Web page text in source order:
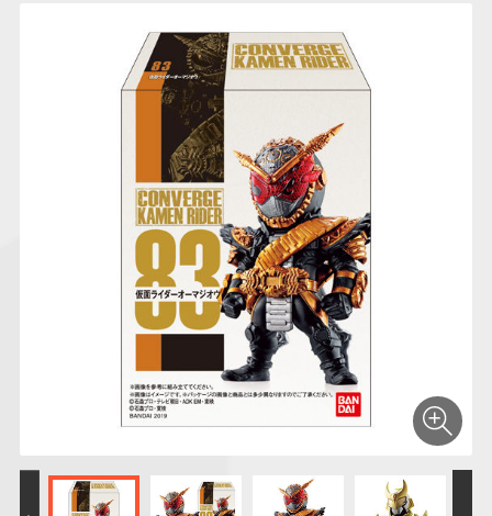
仮面ライダーシリー
PROJECT R.E.D.・
スーパー戦隊シリー
ガンダムシリーズ
サンリオキャラクタ
ーズ
キャラパキ
つりグミ
にふぉるめーしょん
＆スクエアシール
ポケモンスケールワ
ールド
キャラデコ